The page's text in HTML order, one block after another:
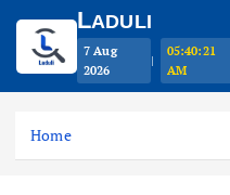
Home
LADULI
7 Aug
2026
|
05:40:21
AM